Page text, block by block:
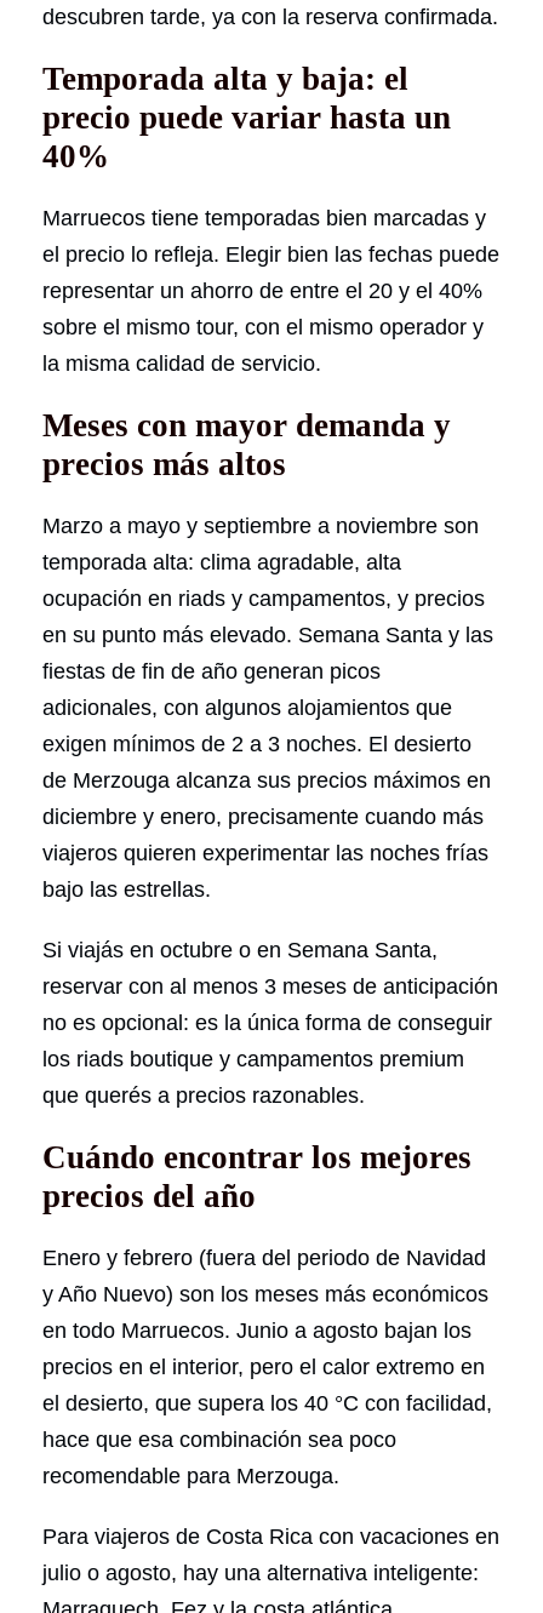
descubren tarde, ya con la reserva confirmada.
Temporada alta y baja: el
precio puede variar hasta un
40%
Marruecos tiene temporadas bien marcadas y
el precio lo refleja. Elegir bien las fechas puede
representar un ahorro de entre el 20 y el 40%
sobre el mismo tour, con el mismo operador y
la misma calidad de servicio.
Meses con mayor demanda y
precios más altos
Marzo a mayo y septiembre a noviembre son
temporada alta: clima agradable, alta
ocupación en riads y campamentos, y precios
en su punto más elevado. Semana Santa y las
fiestas de fin de año generan picos
adicionales, con algunos alojamientos que
exigen mínimos de 2 a 3 noches. El desierto
de Merzouga alcanza sus precios máximos en
diciembre y enero, precisamente cuando más
viajeros quieren experimentar las noches frías
bajo las estrellas.
Si viajás en octubre o en Semana Santa,
reservar con al menos 3 meses de anticipación
no es opcional: es la única forma de conseguir
los riads boutique y campamentos premium
que querés a precios razonables.
Cuándo encontrar los mejores
precios del año
Enero y febrero (fuera del periodo de Navidad
y Año Nuevo) son los meses más económicos
en todo Marruecos. Junio a agosto bajan los
precios en el interior, pero el calor extremo en
el desierto, que supera los 40 °C con facilidad,
hace que esa combinación sea poco
recomendable para Merzouga.
Para viajeros de Costa Rica con vacaciones en
julio o agosto, hay una alternativa inteligente: